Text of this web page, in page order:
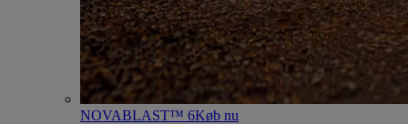
NOVABLAST™ 6Køb nu